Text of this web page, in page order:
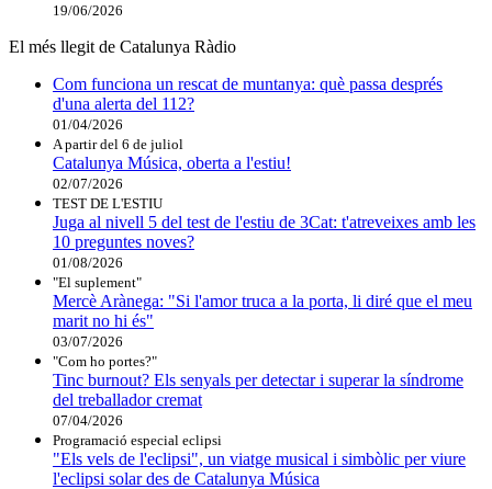
19/06/2026
El més llegit de Catalunya Ràdio
Com funciona un rescat de muntanya: què passa després
d'una alerta del 112?
01/04/2026
A partir del 6 de juliol
Catalunya Música, oberta a l'estiu!
02/07/2026
TEST DE L'ESTIU
Juga al nivell 5 del test de l'estiu de 3Cat: t'atreveixes amb les
10 preguntes noves?
01/08/2026
"El suplement"
Mercè Arànega: "Si l'amor truca a la porta, li diré que el meu
marit no hi és"
03/07/2026
"Com ho portes?"
Tinc burnout? Els senyals per detectar i superar la síndrome
del treballador cremat
07/04/2026
Programació especial eclipsi
"Els vels de l'eclipsi", un viatge musical i simbòlic per viure
l'eclipsi solar des de Catalunya Música